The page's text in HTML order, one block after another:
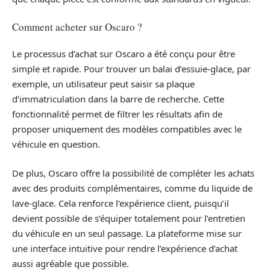
Comment acheter sur Oscaro ?
Le processus d’achat sur Oscaro a été conçu pour être
simple et rapide. Pour trouver un balai d’essuie-glace, par
exemple, un utilisateur peut saisir sa plaque
d’immatriculation dans la barre de recherche. Cette
fonctionnalité permet de filtrer les résultats afin de
proposer uniquement des modèles compatibles avec le
véhicule en question.
De plus, Oscaro offre la possibilité de compléter les achats
avec des produits complémentaires, comme du liquide de
lave-glace. Cela renforce l’expérience client, puisqu’il
devient possible de s’équiper totalement pour l’entretien
du véhicule en un seul passage. La plateforme mise sur
une interface intuitive pour rendre l’expérience d’achat
aussi agréable que possible.